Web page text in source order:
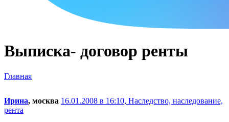
Выписка- договор ренты
Главная
Ирина, москва 16.01.2008 в 16:10, Наследство, наследование,
рента